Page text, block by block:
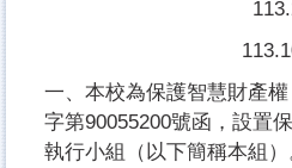
一、本校為保護智慧財產
字第90055200號函，設置
執行小組（以下簡稱本組）